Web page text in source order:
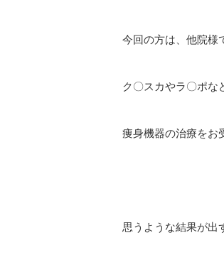
今回の方は、他院様
ク〇スカやラ〇ポな
痩身機器の治療をお
思うような結果が出